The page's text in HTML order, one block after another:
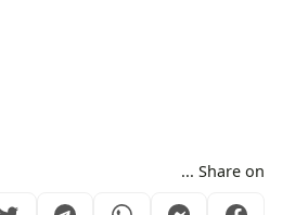
Share on ...